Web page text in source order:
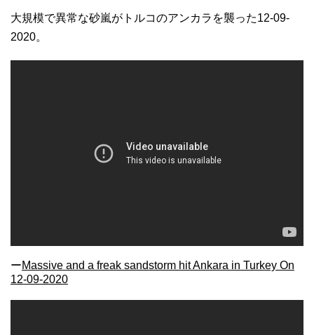
大規模で異常な砂嵐がトルコのアンカラを襲った12-09-
2020。
ーMassive and a freak sandstorm hit Ankara in Turkey On
12-09-2020